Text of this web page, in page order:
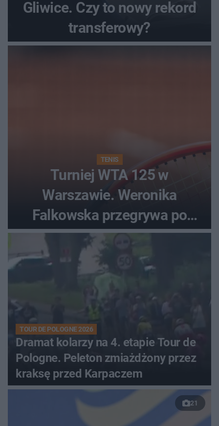
Gliwice. Czy to nowy rekord
transferowy?
TENIS
Turniej WTA 125 w
Warszawie. Weronika
Falkowska przegrywa po
zaciętym boju
TOUR DE POLOGNE 2026
Dramat kolarzy na 4. etapie Tour de
Pologne. Peleton zmiażdżony przez
kraksę przed Karpaczem
21